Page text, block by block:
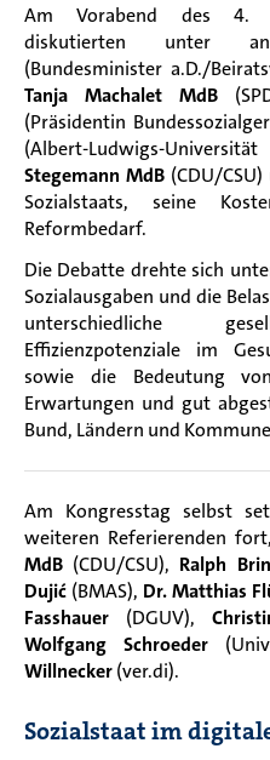
Am Vorabend des 4.
diskutierten unter
(Bundesminister a.D./
Tanja Machalet MdB
(Präsidentin
(Albert-Ludwigs-
Stegemann MdB (CDU/
Sozialstaats, seine
Reformbedarf.
Die Debatte drehte sich
Sozialausgaben und die
unterschiedliche
Effizienzpotenziale im
sowie die Bedeutung
Erwartungen und gut
Bund, Ländern und
Am Kongresstag selbst
weiteren Referierenden
MdB (CDU/CSU), Ralph
Dujić (BMAS), Dr. Matthias
Fasshauer (DGUV),
Wolfgang Schroeder
Willnecker(ver.di).
Sozialstaat im